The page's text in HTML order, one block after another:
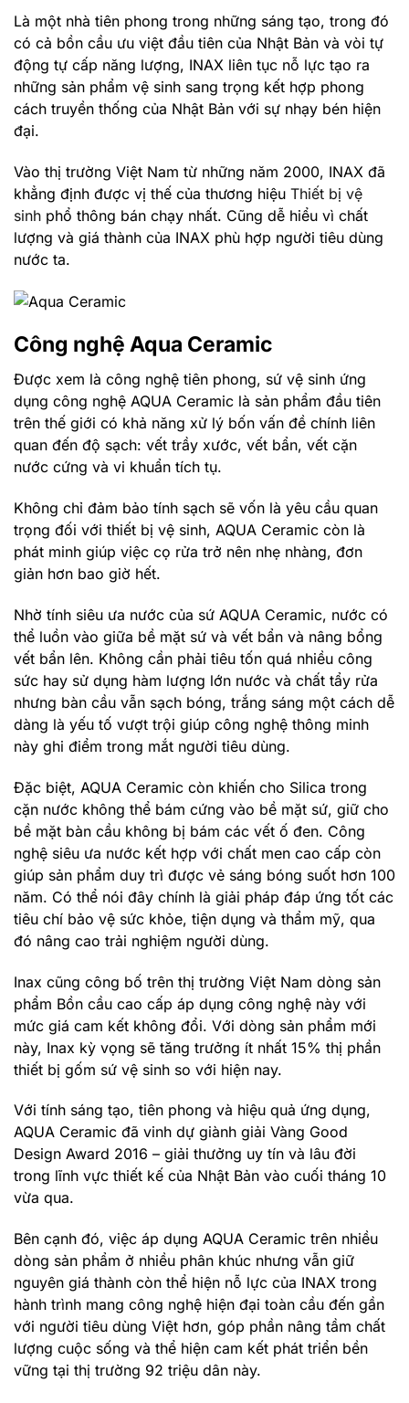
Là một nhà tiên phong trong những sáng tạo, trong đó
có cả bồn cầu ưu việt đầu tiên của Nhật Bản và vòi tự
động tự cấp năng lượng, INAX liên tục nỗ lực tạo ra
những sản phẩm vệ sinh sang trọng kết hợp phong
cách truyền thống của Nhật Bản với sự nhạy bén hiện
đại.
Vào thị trường Việt Nam từ những năm 2000, INAX đã
khẳng định được vị thế của thương hiệu Thiết bị vệ
sinh phổ thông bán chạy nhất. Cũng dễ hiểu vì chất
lượng và giá thành của INAX phù hợp người tiêu dùng
nước ta.
Công nghệ Aqua Ceramic
Được xem là công nghệ tiên phong, sứ vệ sinh ứng
dụng công nghệ AQUA Ceramic là sản phẩm đầu tiên
trên thế giới có khả năng xử lý bốn vấn đề chính liên
quan đến độ sạch: vết trầy xước, vết bẩn, vết cặn
nước cứng và vi khuẩn tích tụ.
Không chỉ đảm bảo tính sạch sẽ vốn là yêu cầu quan
trọng đối với thiết bị vệ sinh, AQUA Ceramic còn là
phát minh giúp việc cọ rửa trở nên nhẹ nhàng, đơn
giản hơn bao giờ hết.
Nhờ tính siêu ưa nước của sứ AQUA Ceramic, nước có
thể luồn vào giữa bề mặt sứ và vết bẩn và nâng bổng
vết bẩn lên. Không cần phải tiêu tốn quá nhiều công
sức hay sử dụng hàm lượng lớn nước và chất tẩy rửa
nhưng bàn cầu vẫn sạch bóng, trắng sáng một cách dễ
dàng là yếu tố vượt trội giúp công nghệ thông minh
này ghi điểm trong mắt người tiêu dùng.
Đặc biệt, AQUA Ceramic còn khiến cho Silica trong
cặn nước không thể bám cứng vào bề mặt sứ, giữ cho
bề mặt bàn cầu không bị bám các vết ố đen. Công
nghệ siêu ưa nước kết hợp với chất men cao cấp còn
giúp sản phẩm duy trì được vẻ sáng bóng suốt hơn 100
năm. Có thể nói đây chính là giải pháp đáp ứng tốt các
tiêu chí bảo vệ sức khỏe, tiện dụng và thẩm mỹ, qua
đó nâng cao trải nghiệm người dùng.
Inax cũng công bố trên thị trường Việt Nam dòng sản
phẩm Bồn cầu cao cấp áp dụng công nghệ này với
mức giá cam kết không đổi. Với dòng sản phẩm mới
này, Inax kỳ vọng sẽ tăng trưởng ít nhất 15% thị phần
thiết bị gốm sứ vệ sinh so với hiện nay.
Với tính sáng tạo, tiên phong và hiệu quả ứng dụng,
AQUA Ceramic đã vinh dự giành giải Vàng Good
Design Award 2016 – giải thưởng uy tín và lâu đời
trong lĩnh vực thiết kế của Nhật Bản vào cuối tháng 10
vừa qua.
Bên cạnh đó, việc áp dụng AQUA Ceramic trên nhiều
dòng sản phẩm ở nhiều phân khúc nhưng vẫn giữ
nguyên giá thành còn thể hiện nỗ lực của INAX trong
hành trình mang công nghệ hiện đại toàn cầu đến gần
với người tiêu dùng Việt hơn, góp phần nâng tầm chất
lượng cuộc sống và thể hiện cam kết phát triển bền
vững tại thị trường 92 triệu dân này.